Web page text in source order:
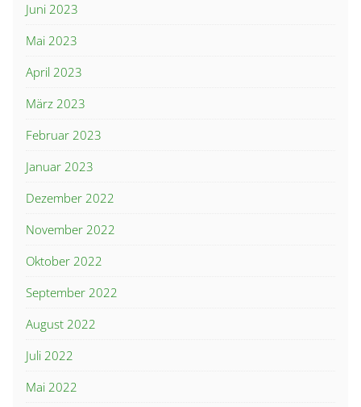
Juni 2023
Mai 2023
April 2023
März 2023
Februar 2023
Januar 2023
Dezember 2022
November 2022
Oktober 2022
September 2022
August 2022
Juli 2022
Mai 2022